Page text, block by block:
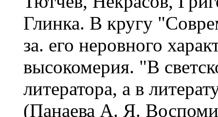
Глинка. В кругу
за. его неровного
высокомерия. "В
литератора, а в
(Панаева А. Я.